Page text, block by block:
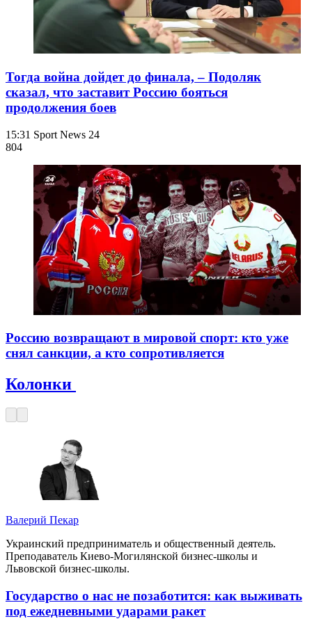
Тогда война дойдет до финала, – Подоляк
сказал, что заставит Россию бояться
продолжения боев
15:31 Sport News 24
804
Россию возвращают в мировой спорт: кто уже
снял санкции, а кто сопротивляется
Колонки
Валерий Пекар
Украинский предприниматель и общественный деятель.
Преподаватель Киево-Могилянской бизнес-школы и
Львовской бизнес-школы.
Государство о нас не позаботится: как выживать
под ежедневными ударами ракет